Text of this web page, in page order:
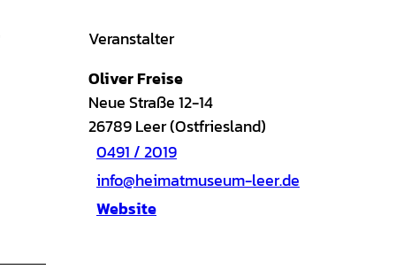
Veranstalter
Oliver Freise
Neue Straße 12-14
26789Leer (Ostfriesland)
0491 / 2019
info@heimatmuseum-leer.de
Website